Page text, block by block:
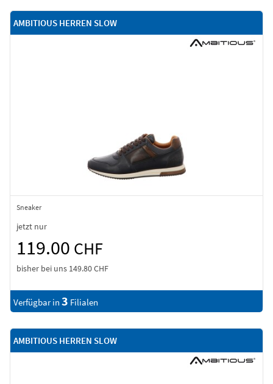
AMBITIOUS HERREN SLOW
Sneaker
jetzt nur
119.00 CHF
bisher bei uns 149.80 CHF
Verfügbar in 3 Filialen
AMBITIOUS HERREN SLOW